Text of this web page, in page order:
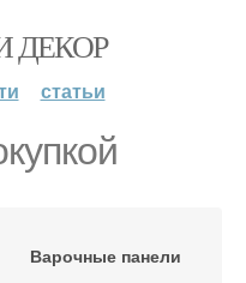
ДЕКОР
статьи
Варочные панели